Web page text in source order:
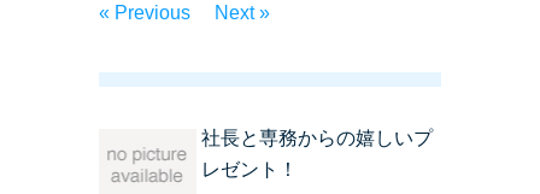
« Previous Next »
社長と専務からの嬉しいプ
レゼント！